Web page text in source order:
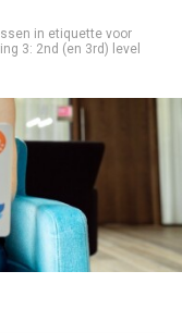
in etiquette voor
3: 2nd (en 3rd) level